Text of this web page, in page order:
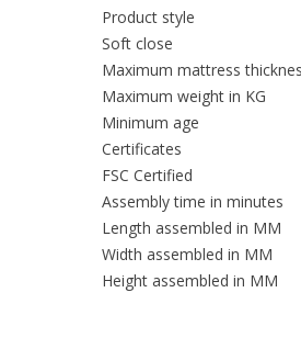
Product style
Soft close
Maximum mattress
Maximum weight in KG
Minimum age
Certificates
FSC Certified
Assembly time in minutes
Length assembled in MM
Width assembled in MM
Height assembled in MM